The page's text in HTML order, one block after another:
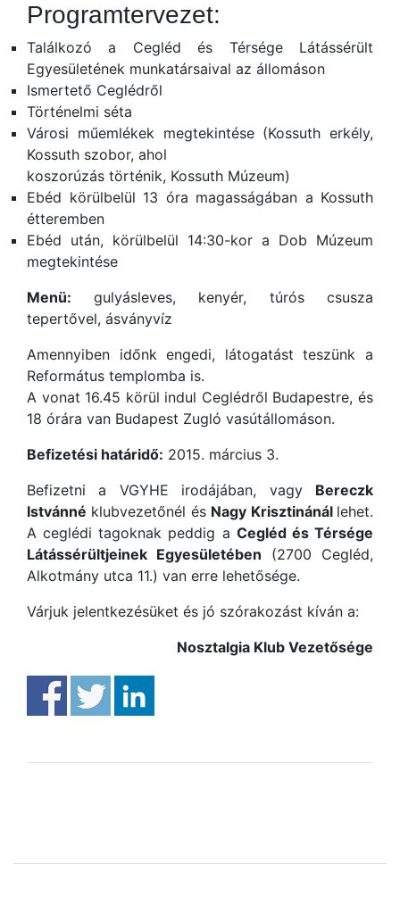
Programtervezet:
Találkozó a Cegléd és Térsége Látássérült
Egyesületének munkatársaival az állomáson
Ismertető Ceglédről
Történelmi séta
Városi műemlékek megtekintése (Kossuth erkély,
Kossuth szobor, ahol
koszorúzás történik, Kossuth Múzeum)
Ebéd körülbelül 13 óra magasságában a Kossuth
étteremben
Ebéd után, körülbelül 14:30-kor a Dob Múzeum
megtekintése
Menü: gulyásleves, kenyér, túrós csusza
tepertővel, ásványvíz
Amennyiben időnk engedi, látogatást teszünk a
Református templomba is.
A vonat 16.45 körül indul Ceglédről Budapestre, és
18 órára van Budapest Zugló vasútállomáson.
Befizetési határidő: 2015. március 3.
Befizetni a VGYHE irodájában, vagy Bereczk
Istvánné klubvezetőnél és Nagy Krisztinánál lehet.
A ceglédi tagoknak peddig a Cegléd és Térsége
Látássérültjeinek Egyesületében (2700 Cegléd,
Alkotmány utca 11.) van erre lehetősége.
Várjuk jelentkezésüket és jó szórakozást kíván a:
Nosztalgia Klub Vezetősége